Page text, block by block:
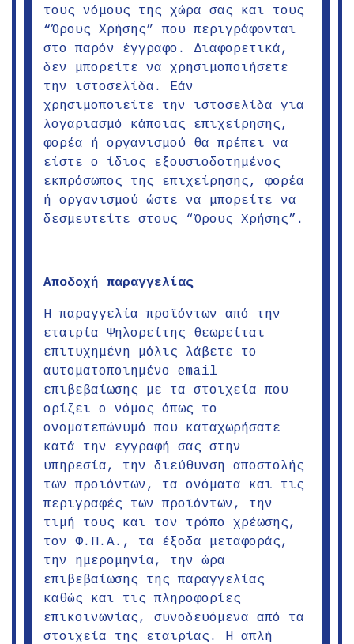
τους νόμους της χώρα σας και τους
“Όρους Χρήσης” που περιγράφονται
στο παρόν έγγραφο. Διαφορετικά,
δεν μπορείτε να χρησιμοποιήσετε
την ιστοσελίδα. Εάν
χρησιμοποιείτε την ιστοσελίδα για
λογαριασμό κάποιας επιχείρησης,
φορέα ή οργανισμού θα πρέπει να
είστε ο ίδιος εξουσιοδοτημένος
εκπρόσωπος της επιχείρησης, φορέα
ή οργανισμού ώστε να μπορείτε να
δεσμευτείτε στους “Όρους Χρήσης”.
Αποδοχή παραγγελίας
Η παραγγελία προϊόντων από την
εταιρία Ψηλορείτης θεωρείται
επιτυχημένη μόλις λάβετε το
αυτοματοποιημένο email
επιβεβαίωσης με τα στοιχεία που
ορίζει ο νόμος όπως το
ονοματεπώνυμό που καταχωρήσατε
κατά την εγγραφή σας στην
υπηρεσία, την διεύθυνση αποστολής
των προϊόντων, τα ονόματα και τις
περιγραφές των προϊόντων, την
τιμή τους και τον τρόπο χρέωσης,
τον Φ.Π.Α., τα έξοδα μεταφοράς,
την ημερομηνία, την ώρα
επιβεβαίωσης της παραγγελίας
καθώς και τις πληροφορίες
επικοινωνίας, συνοδευόμενα από τα
στοιχεία της εταιρίας. Η απλή